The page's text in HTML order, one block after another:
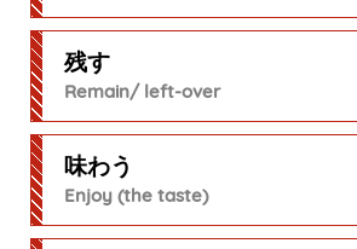
残す
Remain/ left-over
味わう
Enjoy (the taste)